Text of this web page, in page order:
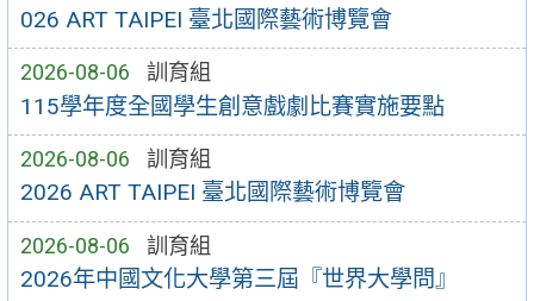
026 ART TAIPEI 臺北國際藝術博覽會
2026-08-06 訓育組
115學年度全國學生創意戲劇比賽實施要點
2026-08-06 訓育組
2026 ART TAIPEI 臺北國際藝術博覽會
2026-08-06 訓育組
2026年中國文化大學第三屆『世界大學問』